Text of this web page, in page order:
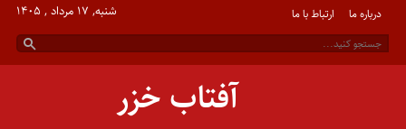
درباره ما ارتباط با ما شنبه, ۱۷ مرداد , ۱۴۰۵
آفتاب خزر